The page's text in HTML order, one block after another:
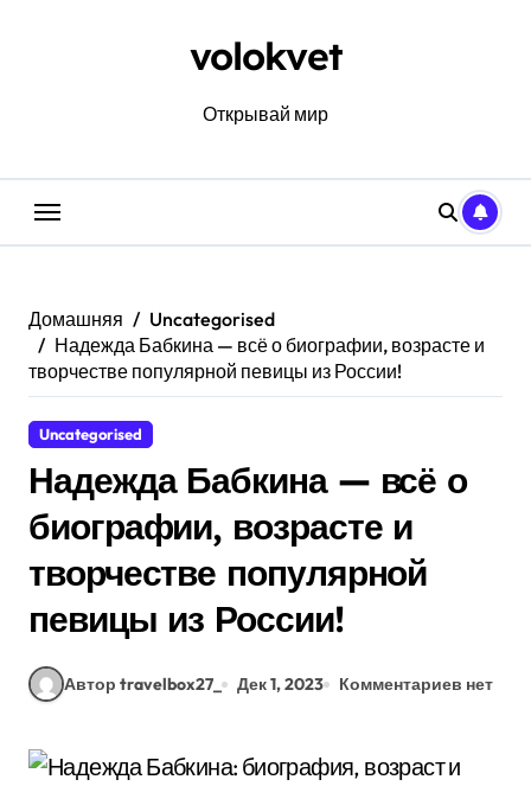
volokvet
Открывай мир
Домашняя
Uncategorised
Надежда Бабкина — всё о биографии, возрасте и
творчестве популярной певицы из России!
Uncategorised
Надежда Бабкина — всё о
биографии, возрасте и
творчестве популярной
певицы из России!
Автор travelbox27_ Дек 1, 2023 Комментариев нет